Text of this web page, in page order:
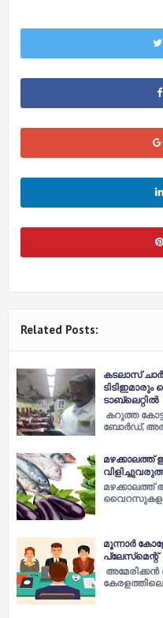
Related Posts:
കടലാസ്
ടാബ്‌ലെറ്റില്‍
കറുത്ത
ബോര്‍ഡ്,
മഴക്കാലത്ത്
വൈറസുകളും
മൂന്നാർ
പ്ലേസ്‌മെന്റ്